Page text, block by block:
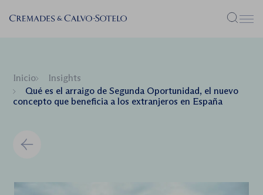
Menú
Inicio
Insights
Qué es el arraigo de Segunda Oportunidad, el nuevo
concepto que beneficia a los extranjeros en España